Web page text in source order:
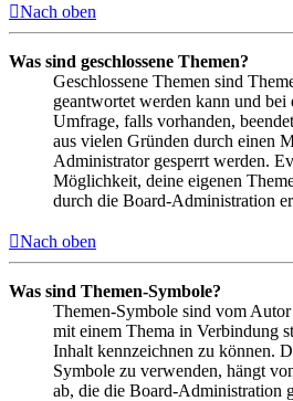
Nach oben
Was sind geschlossene Themen?
Geschlossene Themen sind
geantwortet werden kann und bei
Umfrage, falls vorhanden,
aus vielen Gründen durch einen
Administrator gesperrt werden.
Möglichkeit, deine eigenen
durch die Board-Administration
Nach oben
Was sind Themen-Symbole?
Themen-Symbole sind vom
mit einem Thema in Verbindung
Inhalt kennzeichnen zu können.
Symbole zu verwenden, hängt
ab, die die Board-Administration